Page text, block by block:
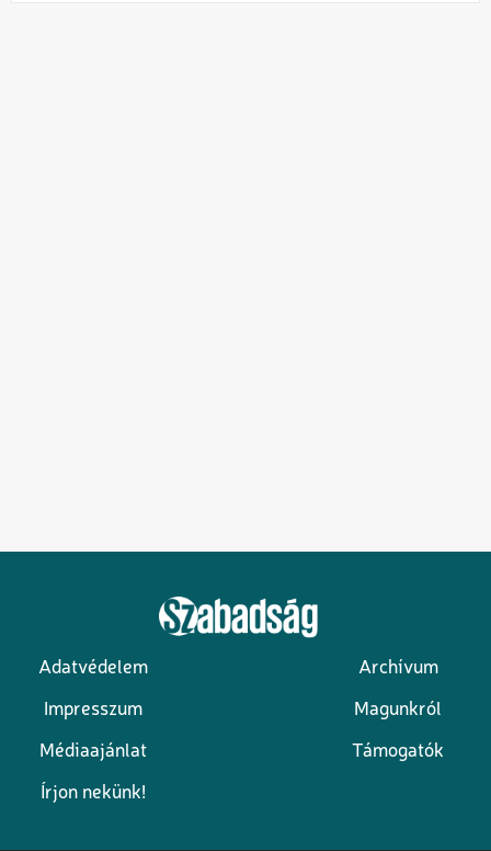
Lábléc
Adatvédelem Archívum
Impresszum Magunkról
Médiaajánlat Támogatók
Írjon nekünk!